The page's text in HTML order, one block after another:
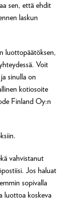
sen, että ehdit
laskun
luottopäätöksen,
Voit
sinulla on
kotiosoite
Finland Oy:n
vahvistanut
Jos haluat
sopivalla
luottoa koskeva